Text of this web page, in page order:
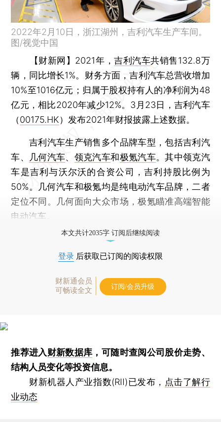
2022年2月10日，浙江湖州，吉利汽车生产车间。
图/视觉中国
【财新网】 2021年，吉利汽车共销售132.8万
辆，同比增长1%。财务方面，吉利汽车总营收增加
10%至1016亿元；归属于股权持有人的净利润为48
亿元，相比2020年减少12%。3月23日，吉利汽车
（00175.HK）发布2021年财报披露上述数据。
吉利汽车生产销售多个品牌车型，包括吉利汽
车、
几何汽车、 领克汽车和极氪汽车。其中领克汽
车是吉利与沃尔沃的合资公司，吉利持股比例为
50%。几何汽车和极氪均是纯电动汽车品牌，二者
定位不同。几何面向大众市场，极氪瞄准高端智能
电动汽车。
本文共计2035字 订阅后继续阅读
登录 后获取已订阅的阅读权限
财新通会员
可畅读全文
订阅/会员升级
推荐进入财新数据库 ，可随时查阅公司股价走势、
结构人员变化等投资信息。
财新机器人产业指数(RII)已发布， 点击了解行
业动态